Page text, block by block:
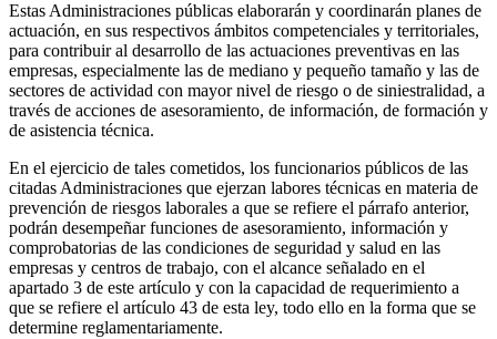
Estas Administraciones públicas elaborarán y coordinarán planes de
actuación, en sus respectivos ámbitos competenciales y territoriales,
para contribuir al desarrollo de las actuaciones preventivas en las
empresas, especialmente las de mediano y pequeño tamaño y las de
sectores de actividad con mayor nivel de riesgo o de siniestralidad, a
través de acciones de asesoramiento, de información, de formación y
de asistencia técnica.
En el ejercicio de tales cometidos, los funcionarios públicos de las
citadas Administraciones que ejerzan labores técnicas en materia de
prevención de riesgos laborales a que se refiere el párrafo anterior,
podrán desempeñar funciones de asesoramiento, información y
comprobatorias de las condiciones de seguridad y salud en las
empresas y centros de trabajo, con el alcance señalado en el
apartado 3 de este artículo y con la capacidad de requerimiento a
que se refiere el artículo 43 de esta ley, todo ello en la forma que se
determine reglamentariamente.